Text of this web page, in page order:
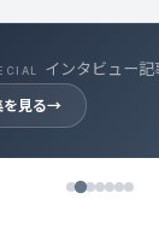
インタビュー
を見る→